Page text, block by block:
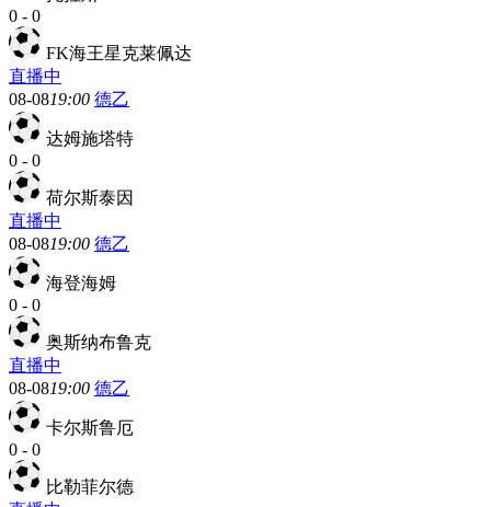
0 - 0
FK海王星克莱佩达
直播中
08-0819:00 德乙
达姆施塔特
0 - 0
荷尔斯泰因
直播中
08-0819:00 德乙
海登海姆
0 - 0
奥斯纳布鲁克
直播中
08-0819:00 德乙
卡尔斯鲁厄
0 - 0
比勒菲尔德